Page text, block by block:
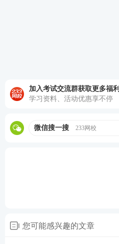
名资格不予通过。
还。
加入考试交流群获取更多福利
学习资料、活动优惠享不停
微信搜一搜 233网校
您可能感兴趣的文章